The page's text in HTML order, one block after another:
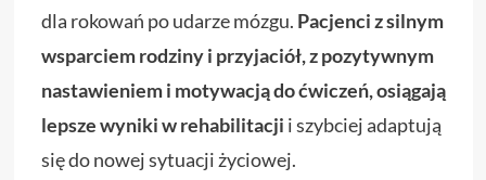
dla rokowań po udarze mózgu. Pacjenci z silnym
wsparciem rodziny i przyjaciół, z pozytywnym
nastawieniem i motywacją do ćwiczeń, osiągają
lepsze wyniki w rehabilitacji i szybciej adaptują
się do nowej sytuacji życiowej.